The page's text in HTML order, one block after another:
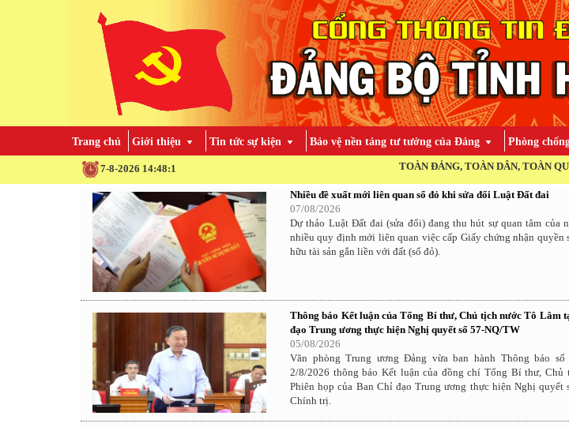
Trang chủ Giới thiệu Tin tức sự kiện Bảo vệ nền tảng tư tưởng của Đảng Phòng
7-8-2026 14:48:2 TOÀN ĐẢNG, TOÀN DÂN, TOÀN QUÂN RA
Nhiều đề xuất mới liên quan sổ đỏ khi sửa đổi Luật Đất đai
07/08/2026
Dự thảo Luật Đất đai (sửa đổi) đang thu hút sự quan tâm của
nhiều quy định mới liên quan việc cấp Giấy chứng nhận quyền
hữu tài sản gắn liền với đất (sổ đỏ).
Thông báo Kết luận của Tổng Bí thư, Chủ tịch nước Tô Lâm
đạo Trung ương thực hiện Nghị quyết số 57-NQ/TW
05/08/2026
Văn phòng Trung ương Đảng vừa ban hành Thông báo số
2/8/2026 thông báo Kết luận của đồng chí Tổng Bí thư, Chủ
Phiên họp của Ban Chỉ đạo Trung ương thực hiện Nghị quyết
Chính trị.